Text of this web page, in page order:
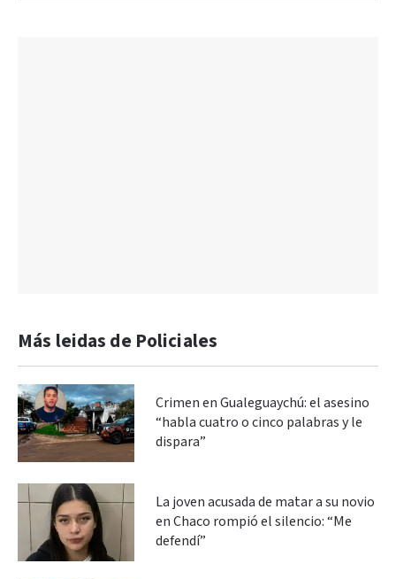
Más leidas de Policiales
Crimen en Gualeguaychú: el asesino
“habla cuatro o cinco palabras y le
dispara”
La joven acusada de matar a su novio
en Chaco rompió el silencio: “Me
defendí”